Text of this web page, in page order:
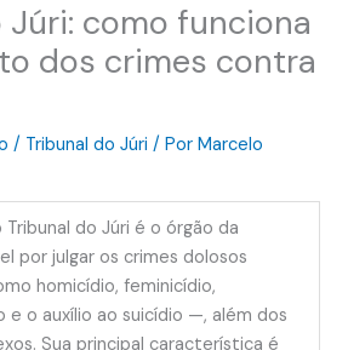
Júri: como funciona
dos crimes contra
/ Tribunal do Júri / PorMarcelo
Tribunal do Júri é o órgão da
por julgar os crimes dolosos
homicídio, feminicídio,
e o auxílio ao suicídio —, além dos
Sua principal característica é